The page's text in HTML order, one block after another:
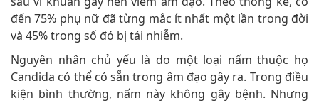
Nguyên nhân chủ yếu là do một loại nấm thuộc họ
Candida có thể có sẵn trong âm đạo gây ra. Trong điều
kiện bình thường, nấm này không gây bệnh. Nhưng
nếu môi trường cân bằng của âm đạo bị phá vỡ, nấm
có điều kiện thuận lợi để sinh trưởng rầm rộ, lấn át các
lợi khuẩn và gây nên viêm âm đạo.